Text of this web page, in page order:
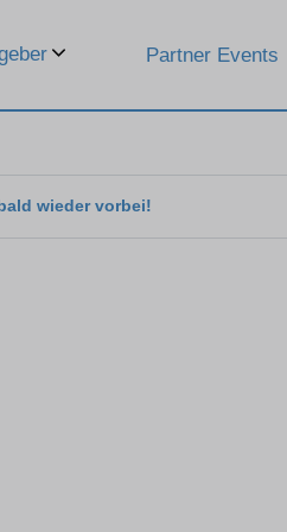
Partner Events
wieder vorbei!